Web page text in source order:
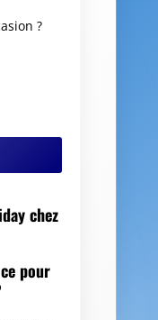
?
chez
pour